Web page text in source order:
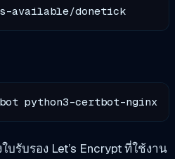
บรับรอง Let’s Encrypt ที่ใช้งาน